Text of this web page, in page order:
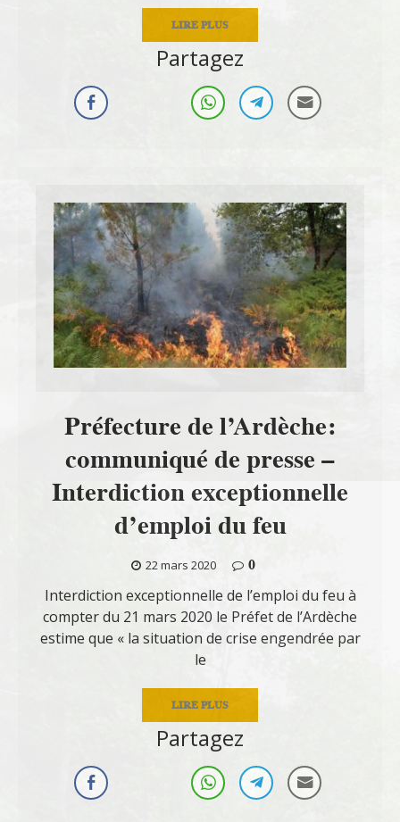
LIRE PLUS
Partagez
Préfecture de l’Ardèche:
communiqué de presse –
Interdiction exceptionnelle
d’emploi du feu
22 mars 2020
0
Interdiction exceptionnelle de l’emploi du feu à
compter du 21 mars 2020 le Préfet de l’Ardèche
estime que « la situation de crise engendrée par
le
LIRE PLUS
Partagez